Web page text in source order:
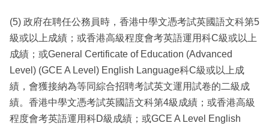
(5) 政府在聘任公務員時，香港中學文憑考試英國語文科第5
級或以上成績；或香港高級程度會考英語運用科C級或以上
成績；或General Certificate of Education (Advanced
Level) (GCE A Level) English Language科C級或以上成
績，會獲接納為等同綜合招聘考試英文運用試卷的二級成
績。香港中學文憑考試英國語文科第4級成績；或香港高級
程度會考英語運用科D級成績；或GCE A Level English